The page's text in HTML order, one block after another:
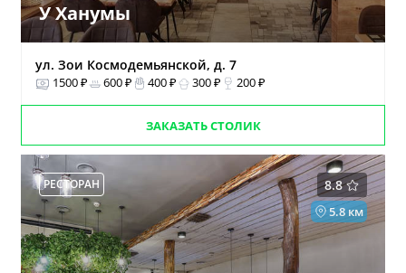
У Ханумы
ул. Зои Космодемьянской, д. 7
1500 ₽ 600 ₽ 400 ₽ 300 ₽ 200 ₽
ЗАКАЗАТЬ СТОЛИК
8.8
РЕСТОРАН
5.8 км